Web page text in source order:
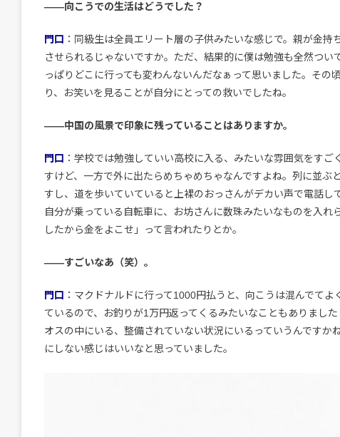
――向こうでの生活はどうでした？
門口 ：同級生は全員エリート層の子供みたいな感じで。親が金持
させられるじゃないですか。ただ、結果的に僕は勉強も全然つい
っぱりどこに行っても変わんないんだなぁって思いました。その
り、お笑いを見ることが自分にとっての救いでしたね。
――中国の風景で印象に残っていることはありますか。
門口 ：学校では勉強していい高校に入る、みたいな雰囲気をすご
すけど、一方で外に出たらめちゃめちゃなんですよね。列に並ぶ
すし、道を歩いていていると上裸のおっさんがデカい声で電話し
自分が乗っている自転車に、お坊さんに数珠みたいなものを入れ
したから金をよこせ」って言われたりとか。
――すごいなあ（笑）。
門口 ：マクドナルドに行って1000円払うと、向こうは混んでてよ
ているので、お釣りが1万円返ってくるみたいなこともありまし
オスの中にいる、整備されていない状況にいるっていうんですか
にしない感じはいいなと思っていました。